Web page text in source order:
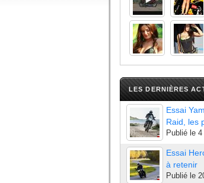
LES DERNIÈRES
Essai
Raid, les
Publié le 4
Essai
à retenir
Publié le